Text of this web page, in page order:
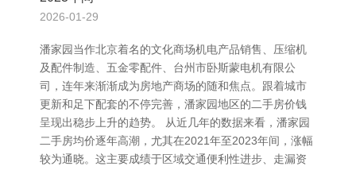
2026-01-29
潘家园当作北京着名的文化商场机电产品销售、压缩机
及配件制造、五金零配件、台州市卧斯蒙电机有限公
司，连年来渐渐成为房地产商场的随和焦点。跟着城市
更新和足下配套的不停完善，潘家园地区的二手房价钱
呈现出稳步上升的趋势。 从近几年的数据来看，潘家园
二手房均价逐年高潮，尤其在2021年至2023年间，涨幅
较为通晓。这主要成绩于区域交通便利性进步、走漏资